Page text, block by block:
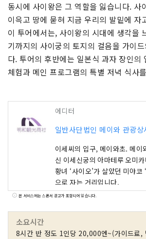
동시에 사이왕은 그 역할을 잃습니다. 사
이윽고 땅에 묻혀 지금 우리의 발밑에 자
이 투어에서는, 사이왕의 시대에 생각을
기까지의 사이궁의 토지의 걸음을 가이
다. 투어의 후반에는 일본식 과자 장인의
체험과 메인 프로그램의 특별 저녁 식사
에디터
일반사단법인 메이와 관광상
이세씨의 입구, 메이와초. 메이
신 이세신궁의 아마테루 오미
황녀 ‘사이오’가 살았던 미야코
으로 자는 거리입니다.
본 서비스에는 스폰서 광고가 포함되어 있습니다.
소요시간
8시간 반 정도 1인당 20,000엔~(가이드료,